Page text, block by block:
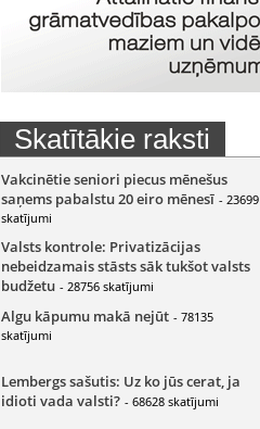
Skatītākie raksti
Vakcinētie seniori piecus mēnešus
saņems pabalstu 20 eiro mēnesī - 23699
skatījumi
Valsts kontrole: Privatizācijas
nebeidzamais stāsts sāk tukšot valsts
budžetu - 28756 skatījumi
Algu kāpumu makā nejūt - 78135
skatījumi
Lembergs sašutis: Uz ko jūs cerat, ja
idioti vada valsti? - 68628 skatījumi